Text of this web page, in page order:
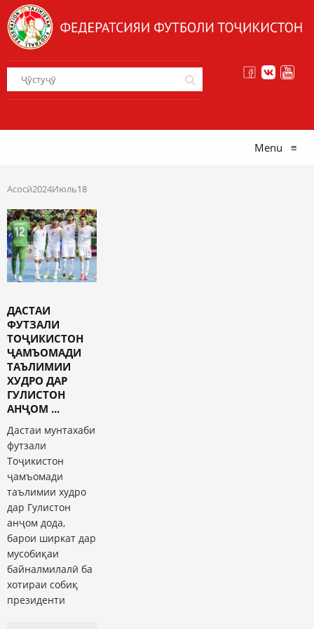
Menu ≡
Асосӣ2024Июль18
ДАСТАИ
ФУТЗАЛИ
ТОҶИКИСТОН
ҶАМЪОМАДИ
ТАЪЛИМИИ
ХУДРО ДАР
ГУЛИСТОН
АНҶОМ ...
Дастаи мунтахаби
футзали
Тоҷикистон
ҷамъомади
таълимии худро
дар Гулистон
анҷом дода,
барои ширкат дар
мусобиқаи
байналмилалӣ ба
хотираи собиқ
президенти